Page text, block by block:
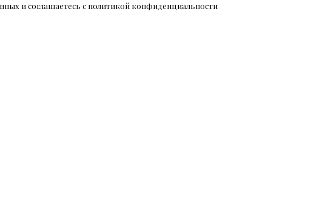
и соглашаетесь c политикой конфиденциальности